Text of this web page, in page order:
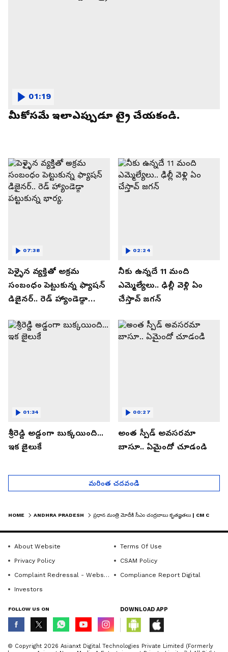
మీకోసమే ఇలాఎప్పుడూ ట్రై చేయకండి.
01:19
పెళ్ళైన వ్యక్తితో అక్రమ
సంబంధం పెట్టుకున్న ఫ్యాషన్
డిజైనర్.. రెడ్ హ్యాండెడ్గా
07:38
నీకు ఉన్నదే 11 మంది
ఎమ్మెల్యేలు.. ఢిల్లీ వెళ్లి ఏం
చేస్తావ్ జగన్
02:24
శ్రీరెడ్డి అడ్డంగా బుక్కయింది...
ఇక జైలుకే
01:34
అంత స్పీడ్ అవసరమా
బాసూ.. ఏమైందో చూడండి
00:27
మరింత చదవండి
HOME ANDHRA PRADESH
About Website
Terms Of Use
Privacy Policy
CSAM Policy
Complaint Redressal - Website
Compliance Report Digital
Investors
FOLLOW US ON DOWNLOAD APP
© Copyright 2026 Asianxt Digital Technologies Private Limited (Formerly